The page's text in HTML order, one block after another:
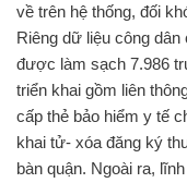
về trên hệ thống, đối
Riêng dữ liệu công
được làm sạch 7.986
triển khai gồm liên
cấp thẻ bảo hiểm y tế
khai tử- xóa đăng ký
bàn quận. Ngoài ra,